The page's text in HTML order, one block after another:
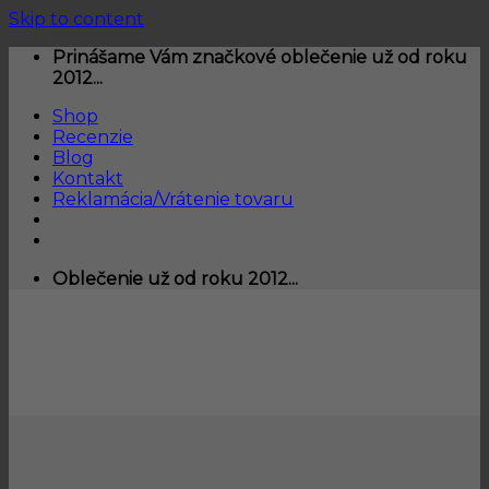
Skip to content
Prinášame Vám značkové oblečenie už od roku
2012...
Shop
Recenzie
Blog
Kontakt
Reklamácia/Vrátenie tovaru
Oblečenie už od roku 2012...